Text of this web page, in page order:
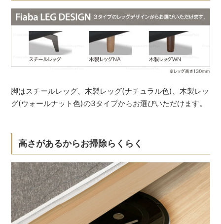
脚はスチールレッグ、木製レッグ(ナチュラル色)、木製レッ
グ(ウォールナット色)の3タイプからお選びいただけます。
高さがあるからお掃除らくらく